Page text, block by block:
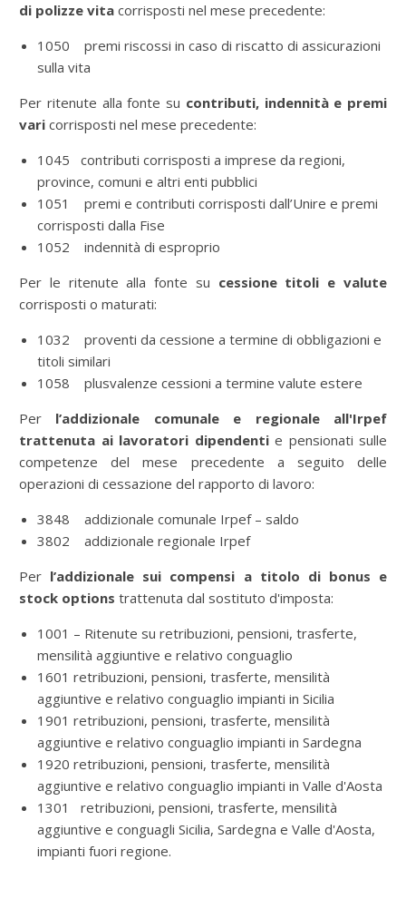
di polizze vita corrisposti nel mese precedente:
1050 premi riscossi in caso di riscatto di assicurazioni
sulla vita
Per ritenute alla fonte su contributi, indennità e premi
vari corrisposti nel mese precedente:
1045 contributi corrisposti a imprese da regioni,
province, comuni e altri enti pubblici
1051 premi e contributi corrisposti dall’Unire e premi
corrisposti dalla Fise
1052 indennità di esproprio
Per le ritenute alla fonte su cessione titoli e valute
corrisposti o maturati:
1032 proventi da cessione a termine di obbligazioni e
titoli similari
1058 plusvalenze cessioni a termine valute estere
Per l’addizionale comunale e regionale all'Irpef
trattenuta ai lavoratori dipendentie pensionati sulle
competenze del mese precedente a seguito delle
operazioni di cessazione del rapporto di lavoro:
3848 addizionale comunale Irpef – saldo
3802 addizionale regionale Irpef
Per l’addizionale sui compensi a titolo di bonus e
stock options trattenuta dal sostituto d'imposta:
1001 – Ritenute su retribuzioni, pensioni, trasferte,
mensilità aggiuntive e relativo conguaglio
1601 retribuzioni, pensioni, trasferte, mensilità
aggiuntive e relativo conguaglio impianti in Sicilia
1901 retribuzioni, pensioni, trasferte, mensilità
aggiuntive e relativo conguaglio impianti in Sardegna
1920 retribuzioni, pensioni, trasferte, mensilità
aggiuntive e relativo conguaglio impianti in Valle d'Aosta
1301 retribuzioni, pensioni, trasferte, mensilità
aggiuntive e conguagli Sicilia, Sardegna e Valle d'Aosta,
impianti fuori regione.